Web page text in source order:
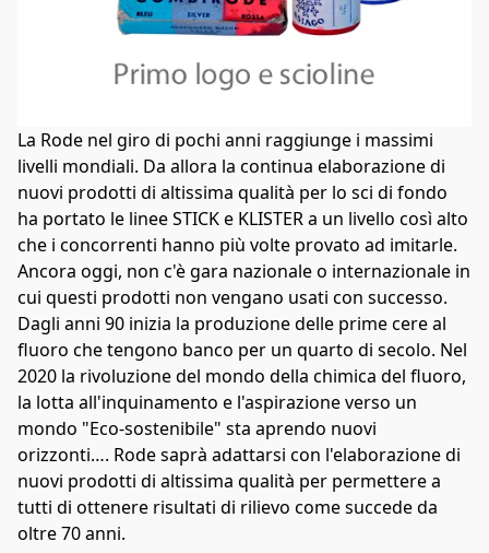
La Rode nel giro di pochi anni raggiunge i massimi
livelli mondiali. Da allora la continua elaborazione di
nuovi prodotti di altissima qualità per lo sci di fondo
ha portato le linee STICK e KLISTER a un livello così alto
che i concorrenti hanno più volte provato ad imitarle.
Ancora oggi, non c'è gara nazionale o internazionale in
cui questi prodotti non vengano usati con successo.
Dagli anni 90 inizia la produzione delle prime cere al
fluoro che tengono banco per un quarto di secolo. Nel
2020 la rivoluzione del mondo della chimica del fluoro,
la lotta all'inquinamento e l'aspirazione verso un
mondo "Eco-sostenibile" sta aprendo nuovi
orizzonti…. Rode saprà adattarsi con l'elaborazione di
nuovi prodotti di altissima qualità per permettere a
tutti di ottenere risultati di rilievo come succede da
oltre 70 anni.